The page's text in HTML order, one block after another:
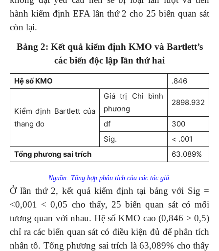
hành kiểm định EFA lần thứ 2 cho 25 biến quan sát
còn lại.
Bảng 2: Kết quả kiểm định KMO và Bartlett’s
các biến độc lập lần thứ hai
Hệ số KMO .846
Kiểm định Bartlett của
thang đo
Giá trị Chi bình
phương
2898.932
df
300
Sig.
< .001
Tổng phương sai trích
63.089%
Nguồn: Tổng hợp phân tích của các tác giả.
Ở lần thứ 2, kết quả kiểm định tại bảng với Sig =
<0,001 < 0,05 cho thấy, 25 biến quan sát có mối
tương quan với nhau. Hệ số KMO cao (0,846 > 0,5)
chỉ ra các biến quan sát có điều kiện đủ để phân tích
nhân tố. Tổng phương sai trích là 63,089% cho thấy